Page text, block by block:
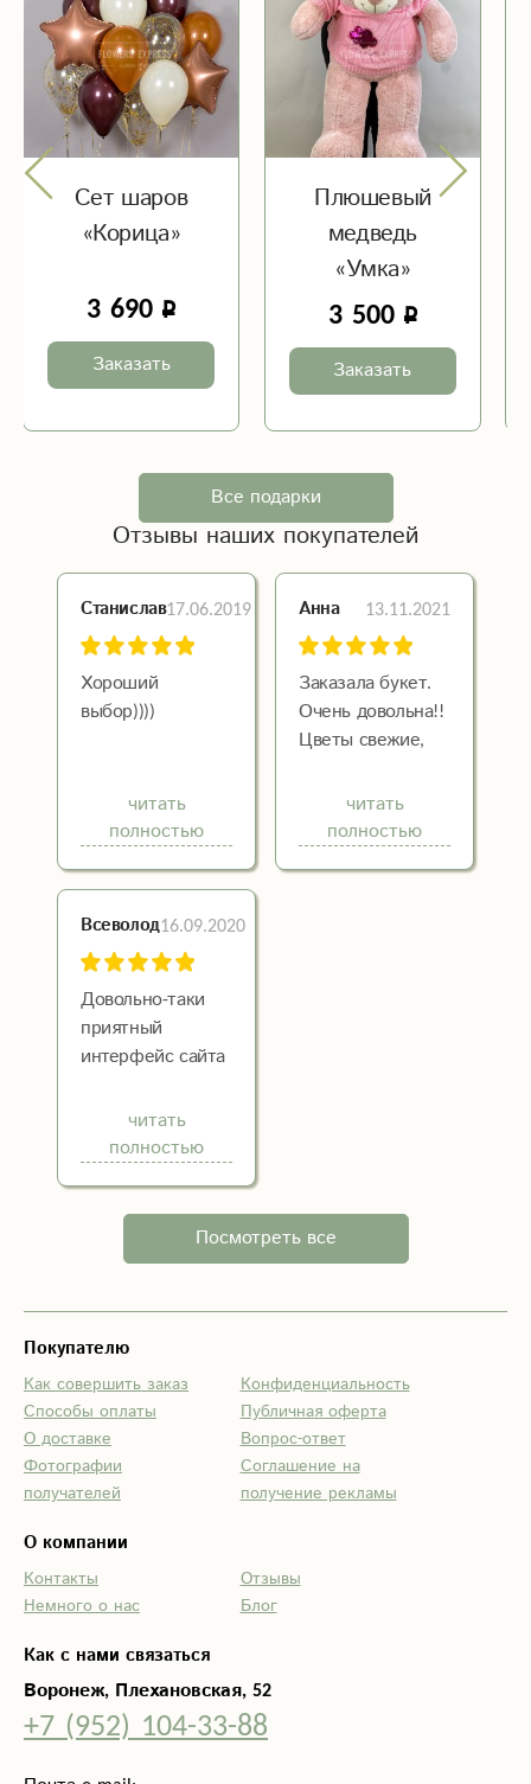
Сет шаров
«Корица»
3 690
Заказать
Плюшевый
медведь
«Умка»
3 500
Заказать
Все подарки
Отзывы наших покупателей
Станислав17.06.2019
Хороший
выбор))))
читать
полностью
Анна 13.11.2021
Заказала букет.
Очень довольна!!
Цветы свежие,
быстрая.
Рекомендую.
читать
полностью
Всеволод16.09.2020
Довольно-таки
приятный
интерфейс сайта
навигацией по
категориям
цветов.
оформление
доставки. Данный
мне доставить
шикарный букет
дате.
Рекомендую
данную доставку,
оставила
впечатления!
читать
полностью
Посмотреть все
Как с нами связаться
Воронеж, Плехановская, 52
+7 (952) 104-33-88
Покупателю
Как совершить заказ
Способы оплаты
О доставке
Фотографии
получателей
Конфиденциальность
Публичная оферта
Вопрос-ответ
Соглашение на
получение рекламы
О компании
Контакты
Немного о нас
Отзывы
Блог